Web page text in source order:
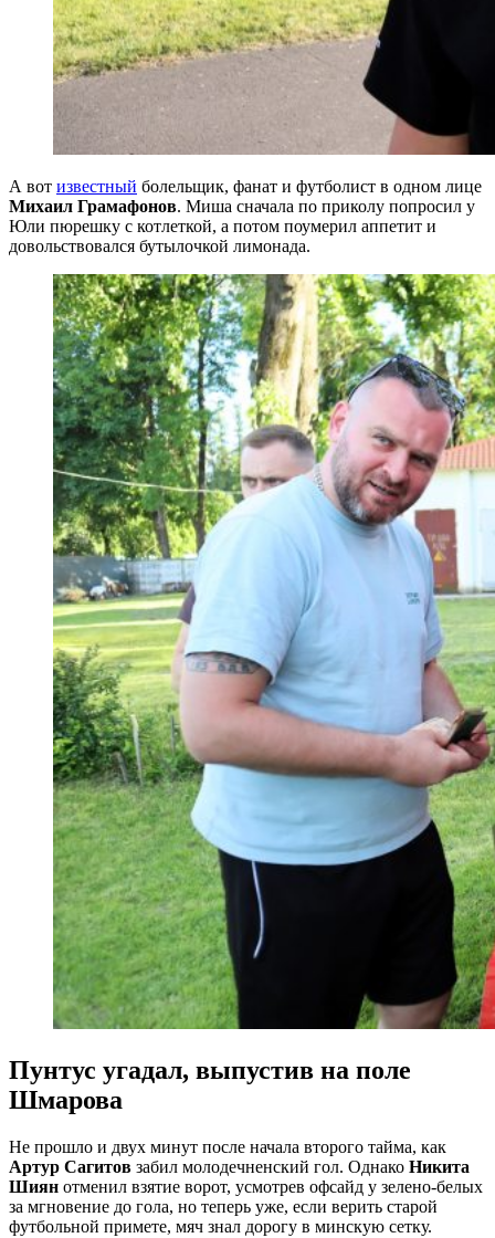
А вот известный болельщик, фанат и футболист в одном лице
Михаил Грамафонов. Миша сначала по приколу попросил у
Юли пюрешку с котлеткой, а потом поумерил аппетит и
довольствовался бутылочкой лимонада.
Пунтус угадал, выпустив на поле
Шмарова
Не прошло и двух минут после начала второго тайма, как
Артур Сагитов забил молодечненский гол. Однако Никита
Шиян отменил взятие ворот, усмотрев офсайд у зелено-белых
за мгновение до гола, но теперь уже, если верить старой
футбольной примете, мяч знал дорогу в минскую сетку.